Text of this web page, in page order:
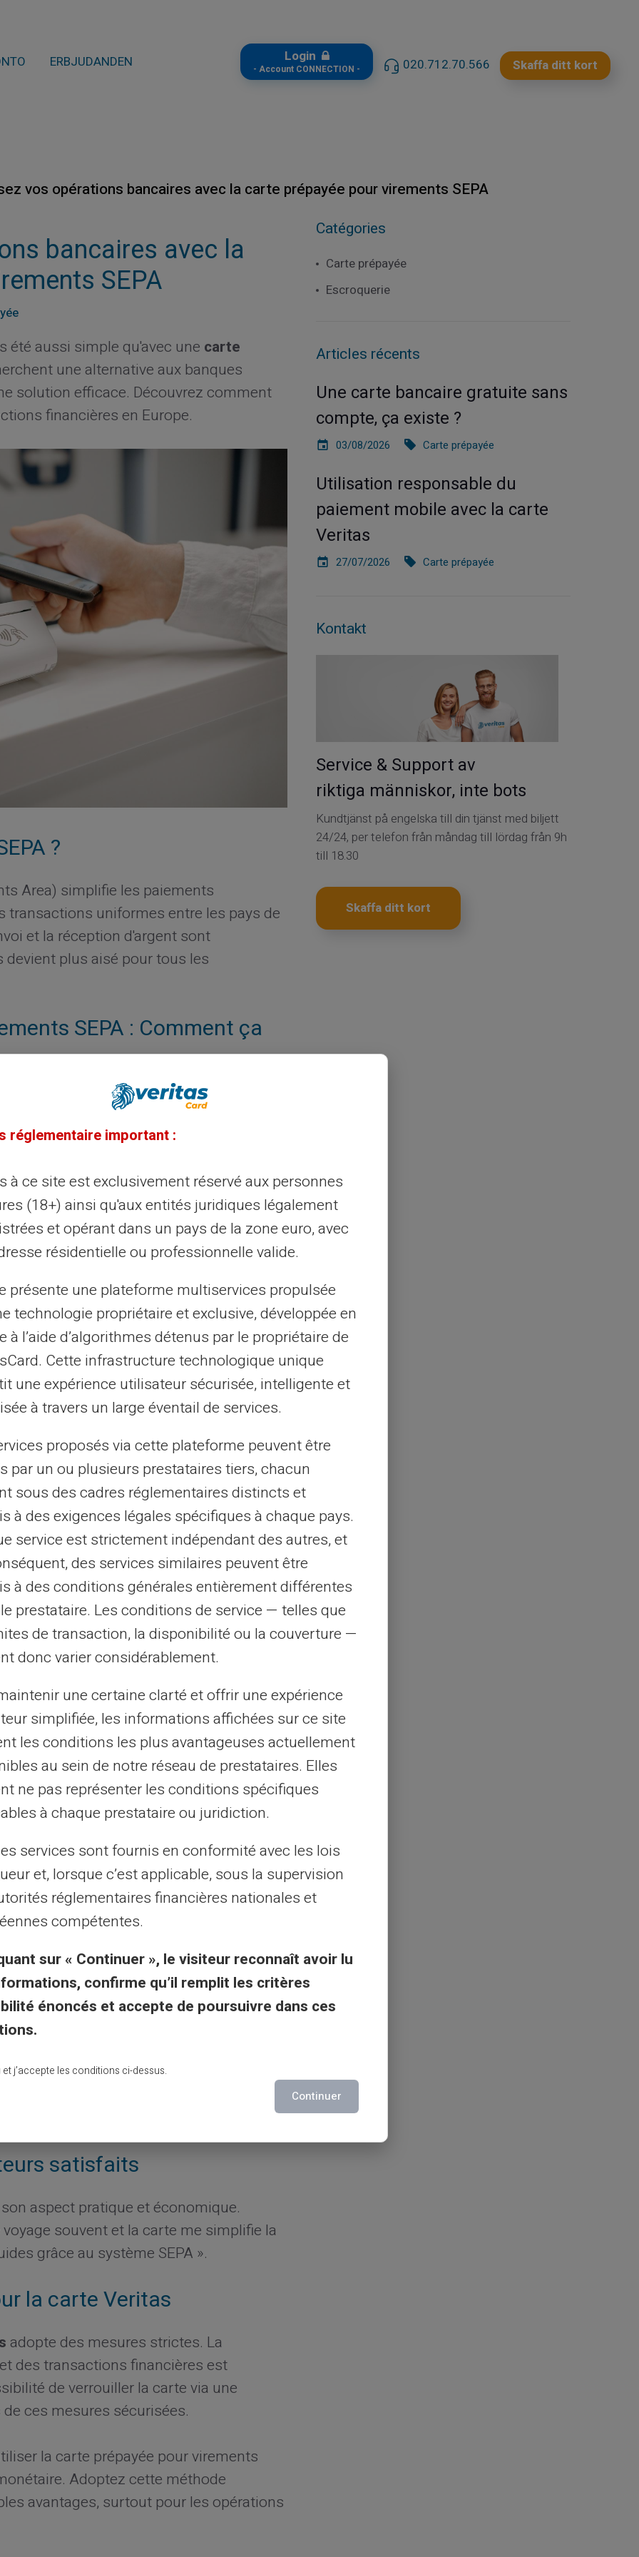
ERBJUDANDEN Login
- Account CONNECTION - 020.712.70.566 Skaffa ditt kort
vos opérations bancaires avec la carte prépayée pour virements SEPA
bancaires avec la
SEPA
été aussi simple qu'avec une carte
une alternative aux banques
solution efficace. Découvrez comment
financières en Europe.
?
Area) simplifie les paiements
uniformes entre les pays de
et la réception d'argent sont
plus aisé pour tous les
SEPA : Comment ça
Veritas fonctionne sur le réseau
des achats en ligne ou en
Vous pouvez réaliser des virements
bancaire classique. Son usage est
pour les virements
une interface conviviale.
avez chargé sur votre carte.
de l'argent au-delà des frontières
avec une gestion
pour virements SEPA est sa
ou ordinateur, vous accédez à
sa carte peut se faire par virement, en
ou entrepreneurs, la carte Veritas se
répond à divers besoins : gestion
dépenses personnelles et
en voyage
sa Carte prépayée
pour virements
retire de l'argent sans frais cachés. Il
lors de retraits dans d'autres
?
bancaire. Ceux qui souhaitent
pleinement de ses services.
de votre carte prépayée
de retrait pour une gestion totale.
commissions éventuelles lors de
satisfaits
aspect pratique et économique.
souvent et la carte me simplifie la
grâce au système SEPA ».
la carte Veritas
adopte des mesures strictes. La
des transactions financières est
de verrouiller la carte via une
ces mesures sécurisées.
la carte prépayée pour virements
Adoptez cette méthode
avantages, surtout pour les opérations
Catégories
Carte prépayée
Escroquerie
Articles récents
Une carte bancaire gratuite sans
compte, ça existe ?
03/08/2026 Carte prépayée
Utilisation responsable du
paiement mobile avec la carte
Veritas
27/07/2026 Carte prépayée
Kontakt
Service & Support av
riktiga människor, inte bots
Kundtjänst på engelska till din tjänst med biljett
24/24, per telefon från måndag till lördag från 9h
till 18.30
Skaffa ditt kort
réglementaire important :
à ce site est exclusivement réservé aux personnes
(18+) ainsi qu'aux entités juridiques légalement
et opérant dans un pays de la zone euro, avec
résidentielle ou professionnelle valide.
présente une plateforme multiservices propulsée
technologie propriétaire et exclusive, développée en
à l’aide d’algorithmes détenus par le propriétaire de
Cette infrastructure technologique unique
une expérience utilisateur sécurisée, intelligente et
à travers un large éventail de services.
proposés via cette plateforme peuvent être
par un ou plusieurs prestataires tiers, chacun
sous des cadres réglementaires distincts et
à des exigences légales spécifiques à chaque pays.
service est strictement indépendant des autres, et
des services similaires peuvent être
à des conditions générales entièrement différentes
prestataire. Les conditions de service — telles que
de transaction, la disponibilité ou la couverture —
donc varier considérablement.
une certaine clarté et offrir une expérience
simplifiée, les informations affichées sur ce site
les conditions les plus avantageuses actuellement
au sein de notre réseau de prestataires. Elles
ne pas représenter les conditions spécifiques
à chaque prestataire ou juridiction.
services sont fournis en conformité avec les lois
et, lorsque c’est applicable, sous la supervision
réglementaires financières nationales et
compétentes.
sur « Continuer », le visiteur reconnaît avoir lu
confirme qu’il remplit les critères
énoncés et accepte de poursuivre dans ces
et j’accepte les conditions ci-dessus.
Continuer